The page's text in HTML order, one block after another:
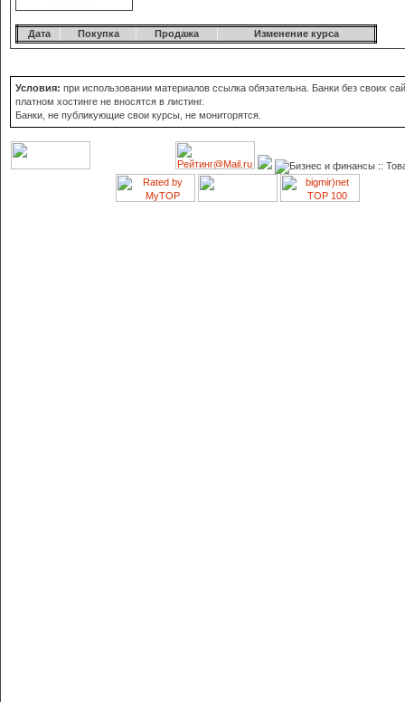
Дата Покупка Продажа Изменение курса
Условия: при использовании материалов ссылка обязательна. Банки без своих
платном хостинге не вносятся в листинг.
Банки, не публикующие свои курсы, не мониторятся.